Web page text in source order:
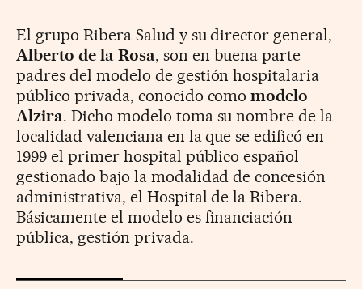
El grupo Ribera Salud y su director general,
Alberto de la Rosa, son en buena parte
padres del modelo de gestión hospitalaria
público privada, conocido comomodelo
Alzira. Dicho modelo toma su nombre de la
localidad valenciana en la que se edificó en
1999 el primer hospital público español
gestionado bajo la modalidad de concesión
administrativa, el Hospital de la Ribera.
Básicamente el modelo es financiación
pública, gestión privada.